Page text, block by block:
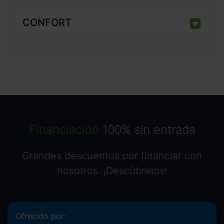
CONFORT
Financiación 100% sin entrada
Grandes descuentos por financiar con
nosotros. ¡Descúbrelos!
Ofrecido por: